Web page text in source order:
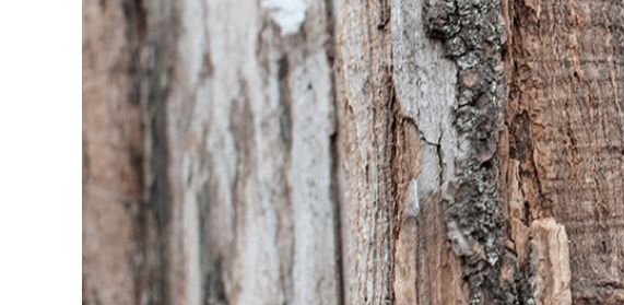
Layanan Perbaikan Produk